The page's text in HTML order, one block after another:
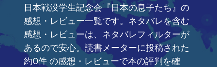
日本戦没学生記念会『日本の息子たち』の
感想・レビュー一覧です。ネタバレを含む
感想・レビューは、ネタバレフィルターが
あるので安心。読書メーターに投稿された
約0件 の感想・レビューで本の評判を確